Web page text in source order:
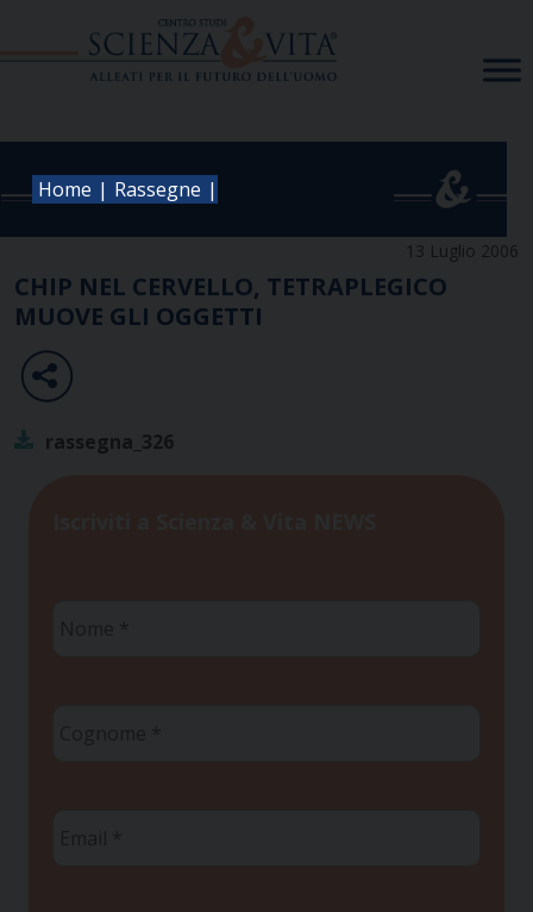
Home | Rassegne |
13 Luglio 2006
CHIP NEL CERVELLO, TETRAPLEGICO
MUOVE GLI OGGETTI
rassegna_326